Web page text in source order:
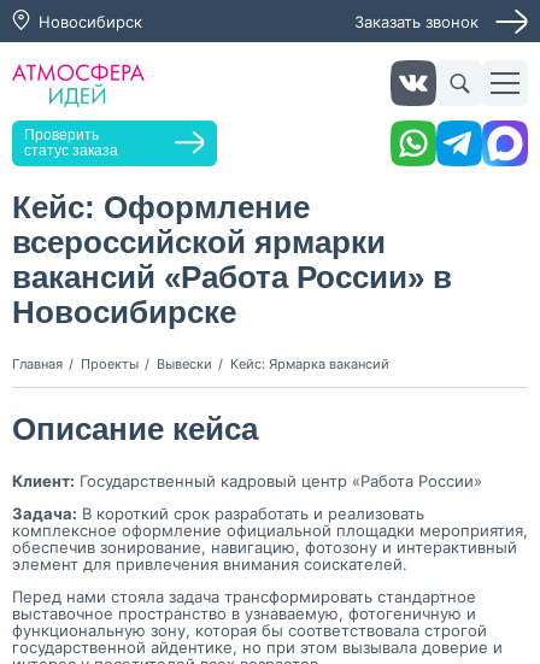
Новосибирск Заказать звонок
Проверить
статус заказа
Кейс: Оформление
всероссийской ярмарки
вакансий «Работа России» в
Новосибирске
Главная Проекты Вывески Кейс: Ярмарка вакансий
Описание кейса
Клиент: Государственный кадровый центр «Работа России»
Задача: В короткий срок разработать и реализовать
комплексное оформление официальной площадки мероприятия,
обеспечив зонирование, навигацию, фотозону и интерактивный
элемент для привлечения внимания соискателей.
Перед нами стояла задача трансформировать стандартное
выставочное пространство в узнаваемую, фотогеничную и
функциональную зону, которая бы соответствовала строгой
государственной айдентике, но при этом вызывала доверие и
Получить консультацию
Оставьте заявку, мы свяжемся с вами в ближайшее
Прикрепить макеты
Как с вами связаться?
Заказать звонок
Нажимая кнопку "Оставить заявку", я даю согласие на
обработку персональных данных и согласие с политикой
конфиденциальности
Нажимая на кнопку, я даю согласие на получение
Оставить